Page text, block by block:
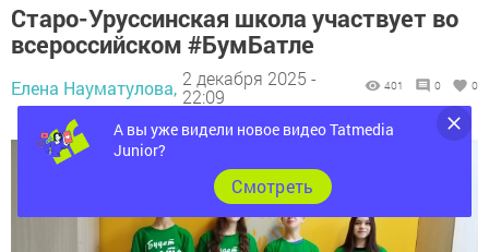
Старо-Уруссинская школа участвует во
всероссийском #БумБатле
Елена Науматулова, 2 декабря 2025 -
22:09
401 0 0
А вы уже видели новое видео Tatmedia
Junior?
Cмотреть